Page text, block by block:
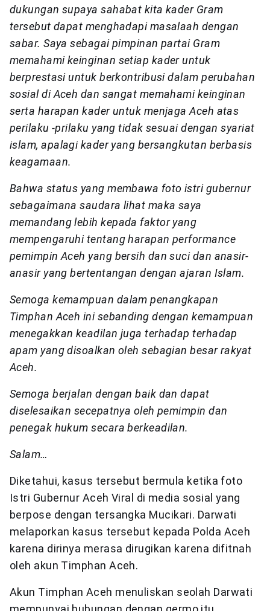
dukungan supaya sahabat kita kader Gram
tersebut dapat menghadapi masalaah dengan
sabar. Saya sebagai pimpinan partai Gram
memahami keinginan setiap kader untuk
berprestasi untuk berkontribusi dalam perubahan
sosial di Aceh dan sangat memahami keinginan
serta harapan kader untuk menjaga Aceh atas
perilaku -prilaku yang tidak sesuai dengan syariat
islam, apalagi kader yang bersangkutan berbasis
keagamaan.
Bahwa status yang membawa foto istri gubernur
sebagaimana saudara lihat maka saya
memandang lebih kepada faktor yang
mempengaruhi tentang harapan performance
pemimpin Aceh yang bersih dan suci dan anasir-
anasir yang bertentangan dengan ajaran Islam.
Semoga kemampuan dalam penangkapan
Timphan Aceh ini sebanding dengan kemampuan
menegakkan keadilan juga terhadap terhadap
apam yang disoalkan oleh sebagian besar rakyat
Aceh.
Semoga berjalan dengan baik dan dapat
diselesaikan secepatnya oleh pemimpin dan
penegak hukum secara berkeadilan.
Salam…
Diketahui, kasus tersebut bermula ketika foto
Istri Gubernur Aceh Viral di media sosial yang
berpose dengan tersangka Mucikari. Darwati
melaporkan kasus tersebut kepada Polda Aceh
karena dirinya merasa dirugikan karena difitnah
oleh akun Timphan Aceh.
Akun Timphan Aceh menuliskan seolah Darwati